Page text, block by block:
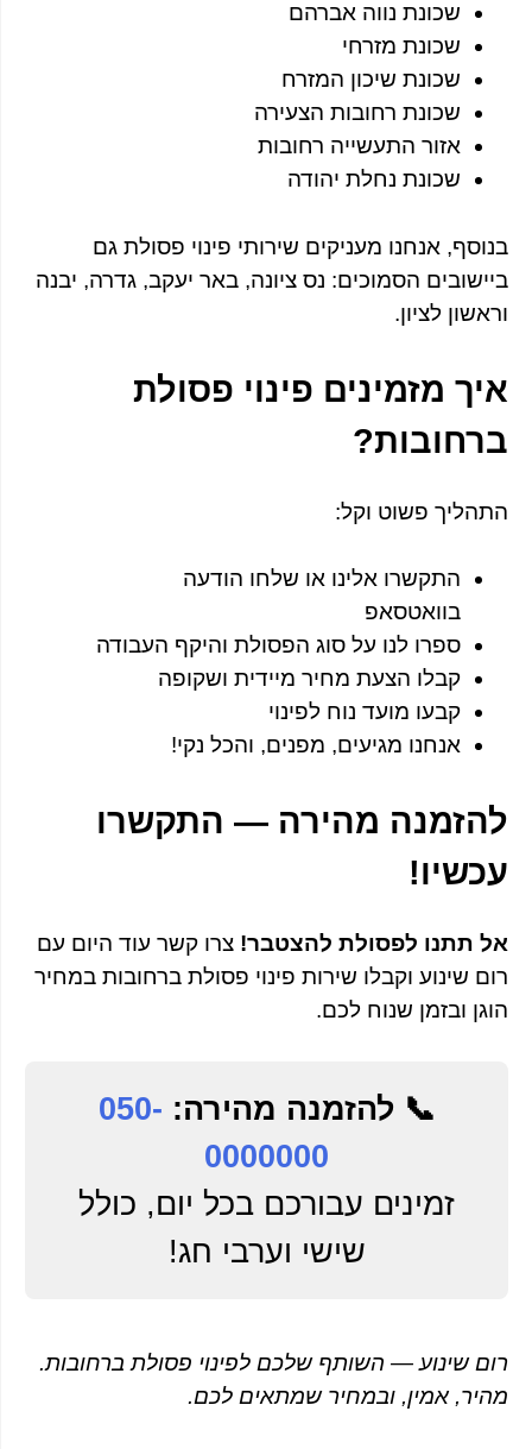
שכונת נווה אברהם
שכונת מזרחי
שכונת שיכון המזרח
שכונת רחובות הצעירה
אזור התעשייה רחובות
שכונת נחלת יהודה
בנוסף, אנחנו מעניקים שירותי פינוי פסולת גם
ביישובים הסמוכים: נס ציונה, באר יעקב, גדרה, יבנה
וראשון לציון.
איך מזמינים פינוי פסולת
ברחובות?
התהליך פשוט וקל:
התקשרו אלינו או שלחו הודעה
בוואטסאפ
ספרו לנו על סוג הפסולת והיקף העבודה
קבלו הצעת מחיר מיידית ושקופה
קבעו מועד נוח לפינוי
אנחנו מגיעים, מפנים, והכל נקי!
להזמנה מהירה — התקשרו
עכשיו!
אל תתנו לפסולת להצטבר! צרו קשר עוד היום עם
רום שינוע וקבלו שירות פינוי פסולת ברחובות במחיר
הוגן ובזמן שנוח לכם.
📞 להזמנה מהירה: 050-
0000000
זמינים עבורכם בכל יום, כולל
שישי וערבי חג!
רום שינוע — השותף שלכם לפינוי פסולת ברחובות.
מהיר, אמין, ובמחיר שמתאים לכם.